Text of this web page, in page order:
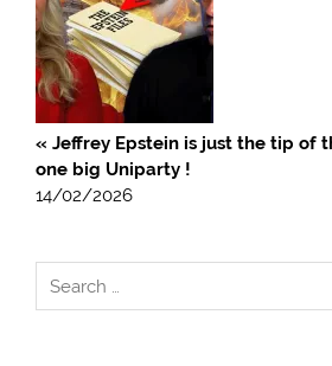
« Jeffrey Epstein is just the tip of
one big Uniparty !
14/02/2026